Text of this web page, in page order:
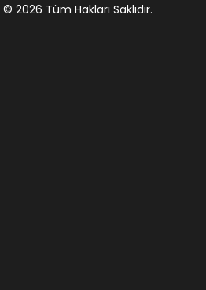
© 2026 Tüm Hakları Saklıdır.